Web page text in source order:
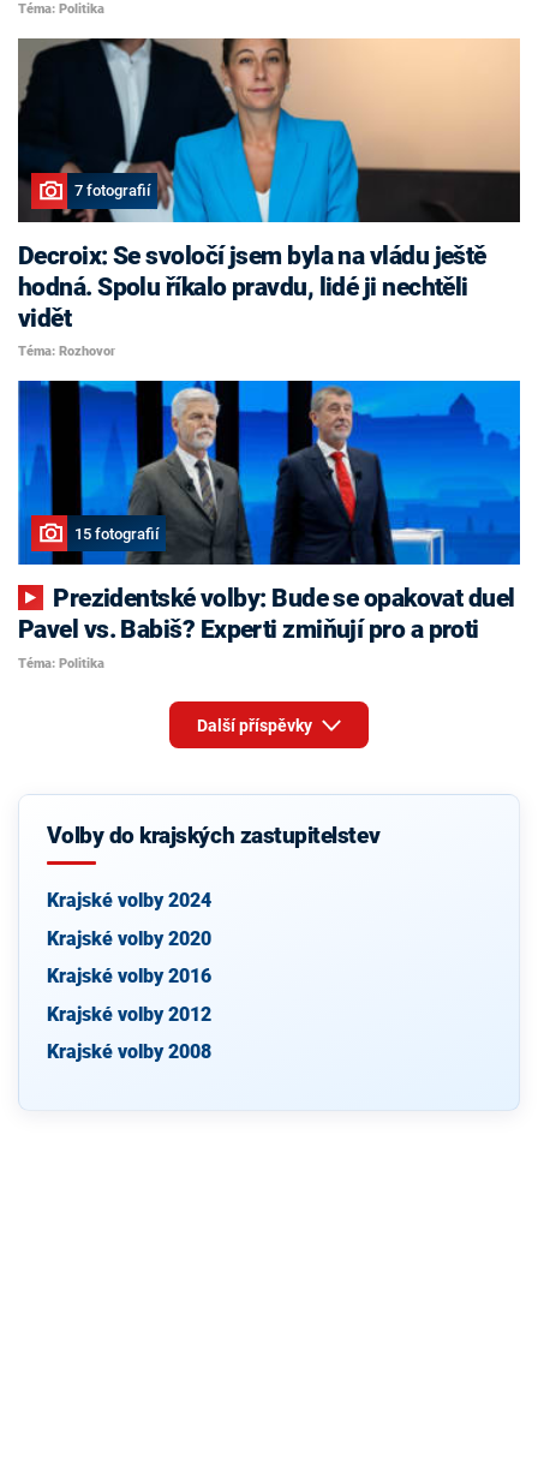
Téma: Politika
7 fotografií
Decroix: Se svoločí jsem byla na vládu ještě
hodná. Spolu říkalo pravdu, lidé ji nechtěli
vidět
Téma: Rozhovor
15 fotografií
Pavel vs. Babiš? Experti zmiňují pro a proti
Téma: Politika
Další příspěvky
Volby do krajských zastupitelstev
Krajské volby 2024
Krajské volby 2020
Krajské volby 2016
Krajské volby 2012
Krajské volby 2008